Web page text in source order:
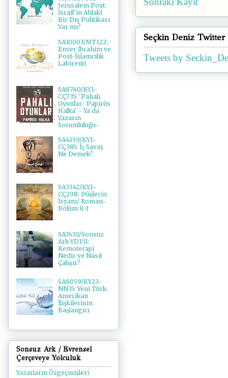
Seçkin Deniz Twitter
Tweets by
Jerusalem Post:
İsrail'in Ahlakî
Bir Dış Politikası
Var mı?
SA10003/MT122:
Enver İbrahim ve
Post-İslamcılık
Labirenti
SA8740/KY1-
CÇ735: 'Pahalı
Oyunlar- Papirüs
Halka' - Ya da
Yazarın
Sorumluluğu-
SA4159/KY1-
CÇ385: İç Savaş
Ne Demek?
SA3342/KY1-
CÇ298: Düşlerin
İsyanı/ Roman-
Bölüm 8-I
SA7630/Sonsuz
Ark-YD151:
Kemoterapi
Nedir ve Nasıl
Çalışır?
SA8059/KY23-
NN35: Yeni Türk-
Amerikan
İlişkilerinin
Başlangıcı
Sonsuz Ark / Evrensel
Çerçeveye Yolculuk
Yazarların Özgeçmişleri